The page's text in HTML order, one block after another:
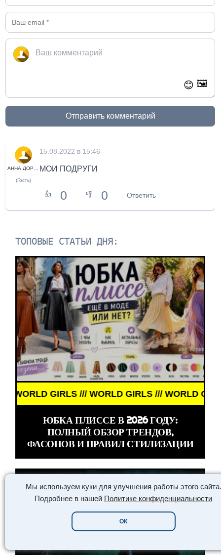
Мы используем куки для улучшения работы этого сайта.
Подробнее в нашей Политике конфиденциальности
ОК
😊 🖼️
Отправить комментарий
(Гость)
15.08.2022 в 15:46
МОИ ПОДРУГИ
👍 0 👎 0 Ответить
ТОПОВЫЕ СТАТЬИ ДНЯ:
GIRLS /// WORLD GIRLS ///
ЮБКА ПЛИССЕ В 2026 ГОДУ:
ПОЛНЫЙ ОБЗОР ТРЕНДОВ,
ФАСОНОВ И ПРАВИЛ СТИЛИЗАЦИИ